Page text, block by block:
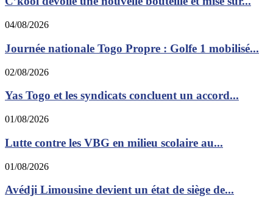
04/08/2026
Journée nationale Togo Propre : Golfe 1 mobilisé...
02/08/2026
Yas Togo et les syndicats concluent un accord...
01/08/2026
Lutte contre les VBG en milieu scolaire au...
01/08/2026
Avédji Limousine devient un état de siège de...